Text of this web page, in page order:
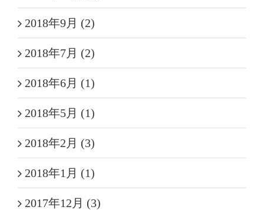
2018年9月 (2)
2018年7月 (2)
2018年6月 (1)
2018年5月 (1)
2018年2月 (3)
2018年1月 (1)
2017年12月 (3)